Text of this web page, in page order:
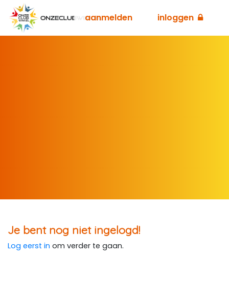
inloggen
aanmelden
Je bent nog niet ingelogd!
Log eerst in om verder te gaan.